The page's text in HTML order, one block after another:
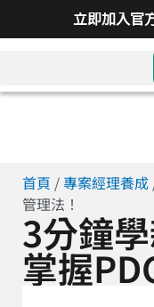
立即加入官
首頁 /專案經理養成
管理法！
3分鐘
掌握